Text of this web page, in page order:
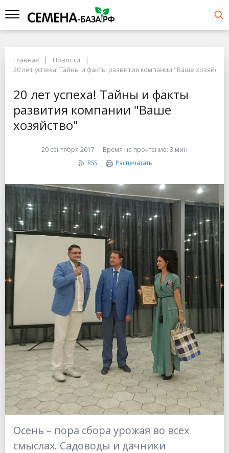
Главная
Новости
20 лет успеха! Тайны и факты развития компании "Ваше
20 лет успеха! Тайны и факты
развития компании "Ваше
хозяйство"
20 сентября 2017 Время на прочтение: 3 мин
RSS
Распечатать
Осень – пора сбора урожая во всех
смыслах. Садоводы и дачники